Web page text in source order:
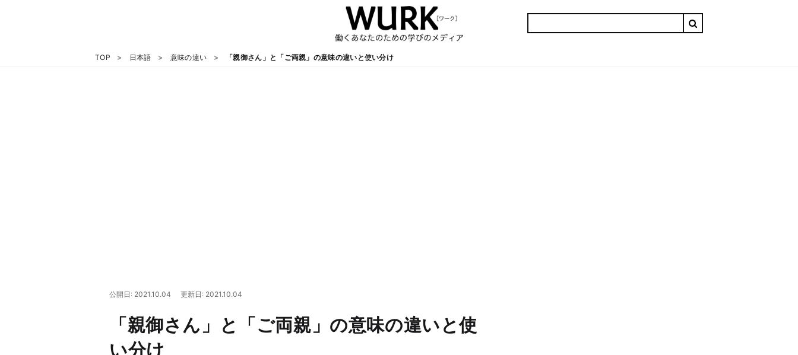
TOP 日本語 意味の違い 「親御さん」と「ご両親」の意味の違いと使い分け
公開日: 2021.10.04 更新日: 2021.10.04
「親御さん」と「ご両親」の意味の違いと使
い分け